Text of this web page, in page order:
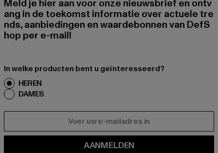
Meld je hier aan voor onze nieuwsbrief en ontv
ang in de toekomst informatie over actuele tre
nds, aanbiedingen en waardebonnen van DefS
hop per e-mail!
In welke producten bent u geïnteresseerd?
HEREN
DAMES
AANMELDEN